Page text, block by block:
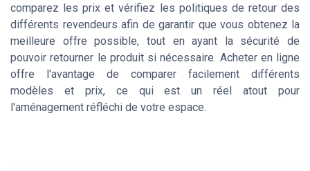
comparez les prix et vérifiez les politiques de retour des
différents revendeurs afin de garantir que vous obtenez la
meilleure offre possible, tout en ayant la sécurité de
pouvoir retourner le produit si nécessaire. Acheter en ligne
offre l'avantage de comparer facilement différents
modèles et prix, ce qui est un réel atout pour
l'aménagement réfléchi de votre espace.